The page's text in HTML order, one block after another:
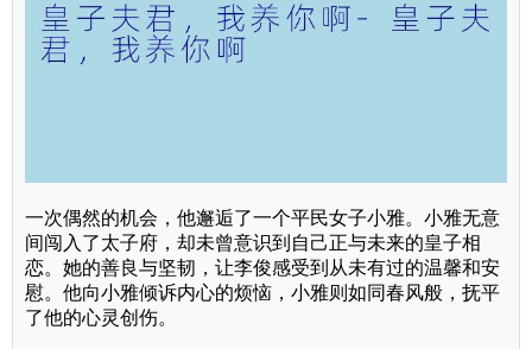
一次偶然的机会，他邂逅了一个平民女子小雅。小雅无意
间闯入了太子府，却未曾意识到自己正与未来的皇子相
恋。她的善良与坚韧，让李俊感受到从未有过的温馨和安
慰。他向小雅倾诉内心的烦恼，小雅则如同春风般，抚平
了他的心灵创伤。